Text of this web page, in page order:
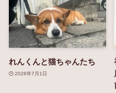
れんくんと猫ちゃんたち
2026年7月1日